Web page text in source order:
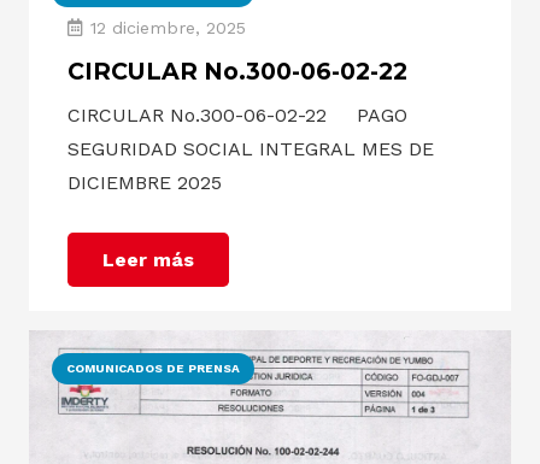
12 diciembre, 2025
CIRCULAR No.300-06-02-22
CIRCULAR No.300-06-02-22 PAGO
SEGURIDAD SOCIAL INTEGRAL MES DE
DICIEMBRE 2025
Leer más
COMUNICADOS DE PRENSA